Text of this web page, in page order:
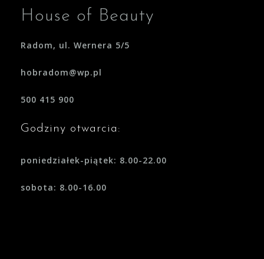
House of Beauty
Radom, ul. Wernera 5/5
hobradom@wp.pl
500 415 900
Godziny otwarcia:
poniedziałek-piątek: 8.00-22.00
sobota: 8.00-16.00